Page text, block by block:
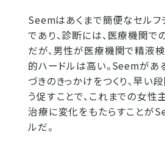
Seemはあくまで簡便なセルフ
であり、診断には、医療機関で
だが、男性が医療機関で精液
的ハードルは高い。Seemがあ
づきのきっかけをつくり、早い
う促すことで、これまでの女
治療に変化をもたらすことが
ルだ。